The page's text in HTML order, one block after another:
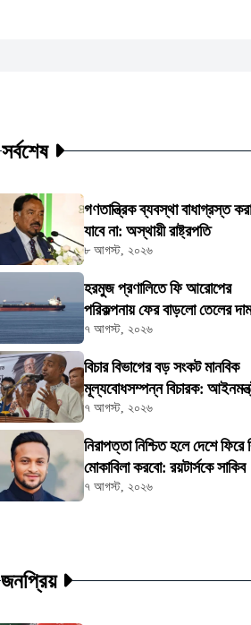
সর্বশেষ
গণতান্ত্রিক ব্যবস্থা বাধাগ্রস্ত করা
যাবে না: অস্থায়ী রাষ্ট্রপতি
৮ আগস্ট, ২০২৬
হরমুজ প্রণালিতে ফি আরোপের
পরিকল্পনায় ফের বাড়লো তেলের দাম
৭ আগস্ট, ২০২৬
বিচার বিভাগের বড় সংকট মানবিক
মূল্যবোধসম্পন্ন বিচারক:
৭ আগস্ট, ২০২৬
নিরাপত্তা নিশ্চিত হলে দেশে ফিরে
মোকাবিলা করবো: রয়টার্সকে সাকিব
৭ আগস্ট, ২০২৬
জনপ্রিয়